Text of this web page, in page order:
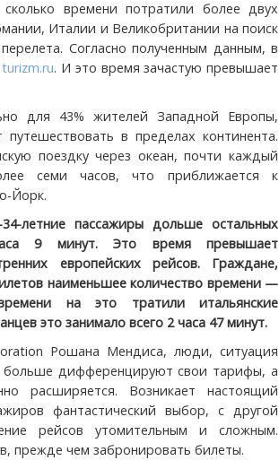
времени потратили более двух
Италии и Великобритании на поиск
Согласно полученным данным, в
turizm.ru. И это время зачастую превышает
для 43% жителей Западной Европы,
в пределах континента.
поездку через океан, почти каждый
семи часов, что приближается к
Йорк.
летние пассажиры дольше остальных
9 минут. Это время превышает
европейских рейсов. Граждане,
наименьшее количество времени —
на это тратили итальянские
это занимало всего 2 часа 47 минут.
Рошана Мендиса, люди, ситуация
больше дифференцируют свои тарифы, а
расширяется. Возникает настоящий
фантастический выбор, с другой
рейсов утомительным и сложным.
прежде чем забронировать билеты.